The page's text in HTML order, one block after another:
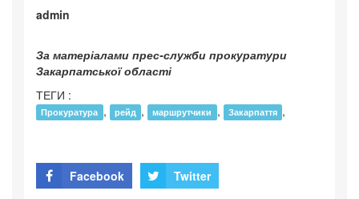
admin
За матеріалами прес-служби прокуратури
Закарпатської області
ТЕГИ :
Прокуратура , рейд , маршрутчики , Закарпаття ,
Facebook Twitter